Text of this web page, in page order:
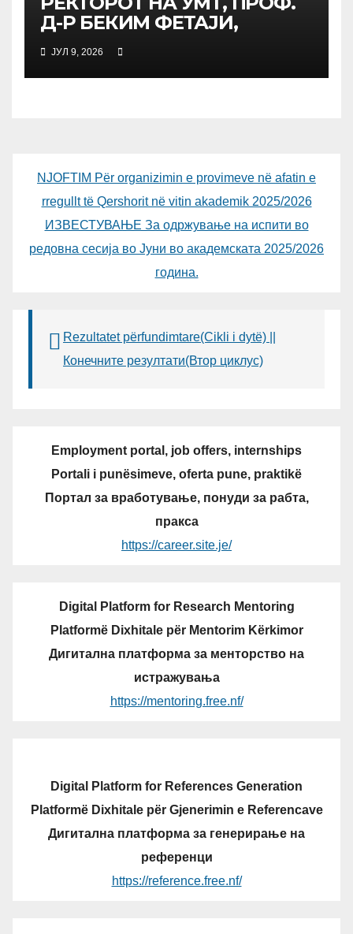
Д-Р БЕКИМ ФЕТАЈИ,
ОДРЖА РАБОТНА СРЕДБА
СО ДИРЕКТОРОТ ОД
УНИВЕРЗИТЕТОТ SUBÜ ОД
ЈУЛ 9, 2026
NJOFTIM Për organizimin e provimeve në afatin e
rregullt të Qershorit në vitin akademik 2025/2026
ИЗВЕСТУВАЊЕ За одржување на испити во
редовна сесија во Јуни во академската 2025/2026
година.
Rezultatet përfundimtare(Cikli i dytë) ||
Конечните резултати(Втор циклус)
Employment portal, job offers, internships
Portali i punësimeve, oferta pune, praktikë
Портал за вработување, понуди за рабта,
пракса
https://career.site.je/
Digital Platform for Research Mentoring
Platformë Dixhitale për Mentorim Kërkimor
Дигитална платформа за менторство на
истражувања
https://mentoring.free.nf/
Digital Platform for References Generation
Platformë Dixhitale për Gjenerimin e Referencave
Дигитална платформа за генерирање на
референци
https://reference.free.nf/